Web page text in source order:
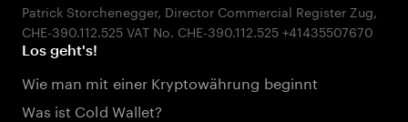
Patrick Storchenegger, Director Commercial Register Zug,
Los geht's!
Wie man mit einer Kryptowährung beginnt
Was ist Cold Wallet?